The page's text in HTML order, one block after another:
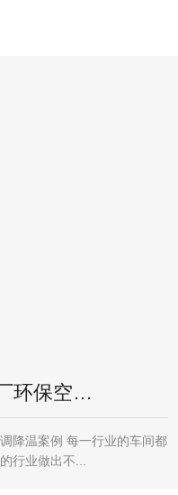
环保空…
一行业的车间都
行业做出不...